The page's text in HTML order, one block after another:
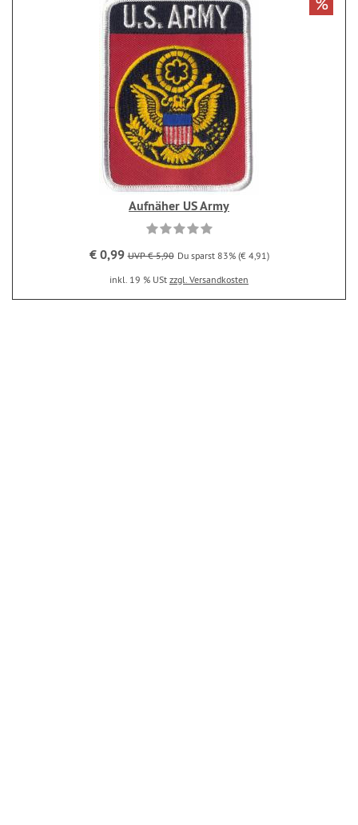
Aufnäher US Army
€ 0,99 UVP € 5,90 Du sparst 83% (€ 4,91)
inkl. 19 % USt zzgl. Versandkosten